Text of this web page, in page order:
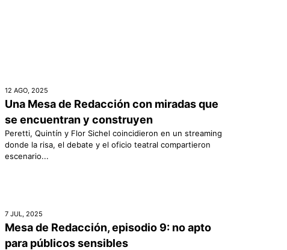
12 AGO, 2025
Una Mesa de Redacción con miradas que
se encuentran y construyen
Peretti, Quintín y Flor Sichel coincidieron en un streaming
donde la risa, el debate y el oficio teatral compartieron
escenario...
7 JUL, 2025
Mesa de Redacción, episodio 9: no apto
para públicos sensibles